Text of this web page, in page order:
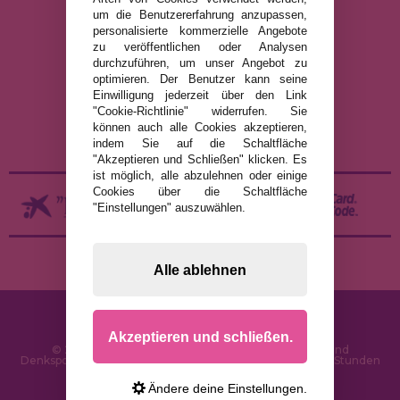
RECHTLICHE HINWEISE
DATENSCHUTZRICHTLINIE
COOKIE-RICHTLINIE
VERSAND UND RÜCKGABE
RÜCKGABE / WIDERRUF
© 2026 PuzzleLaden.de - Online-Shop für Puzzles und
Denksportaufgaben im Internet. Schnelle Lieferung in 24 Stunden
um die Benutzererfahrung anzupassen,
personalisierte kommerzielle Angebote
zu veröffentlichen oder Analysen
durchzuführen, um unser Angebot zu
optimieren. Der Benutzer kann seine
Einwilligung jederzeit über den Link
"Cookie-Richtlinie" widerrufen. Sie
können auch alle Cookies akzeptieren,
indem Sie auf die Schaltfläche
"Akzeptieren und Schließen" klicken. Es
ist möglich, alle abzulehnen oder einige
Cookies über die Schaltfläche
"Einstellungen" auszuwählen.
Alle ablehnen
Akzeptieren und schließen.
Ändere deine Einstellungen.